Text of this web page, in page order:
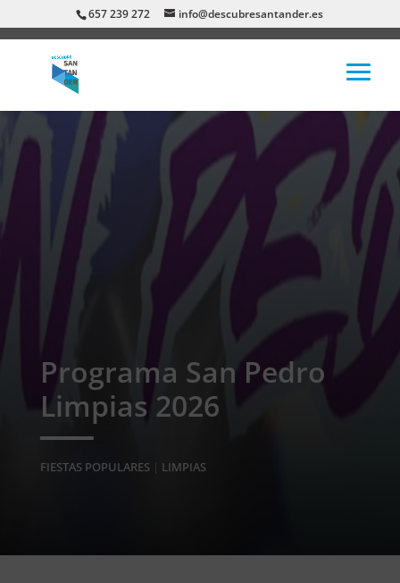
657 239 272 info@descubresantander.es
Programa San Pedro
Limpias 2026
FIESTAS POPULARES| LIMPIAS